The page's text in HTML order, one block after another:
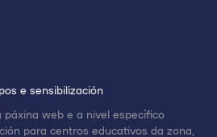
e sensibilización
web e a nivel específico
para centros educativos da zona,